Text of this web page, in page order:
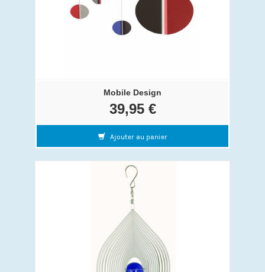
Mobile Design
39,95 €
Ajouter au panier